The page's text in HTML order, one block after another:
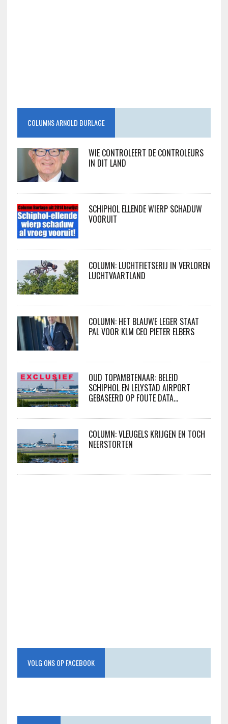
COLUMNS ARNOLD BURLAGE
WIE CONTROLEERT DE CONTROLEURS
IN DIT LAND
SCHIPHOL ELLENDE WIERP SCHADUW
VOORUIT
COLUMN: LUCHTFIETSERIJ IN VERLOREN
LUCHTVAARTLAND
COLUMN: HET BLAUWE LEGER STAAT
PAL VOOR KLM CEO PIETER ELBERS
OUD TOPAMBTENAAR: BELEID
SCHIPHOL EN LELYSTAD AIRPORT
GEBASEERD OP FOUTE DATA…
COLUMN: VLEUGELS KRIJGEN EN TOCH
NEERSTORTEN
VOLG ONS OP FACEBOOK